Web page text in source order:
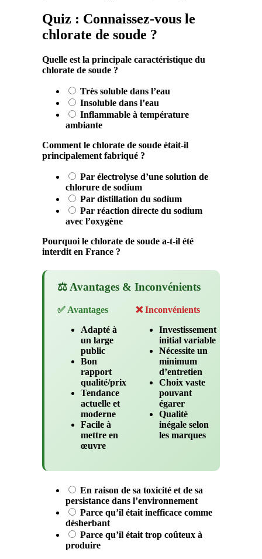
Quiz : Connaissez-vous le
chlorate de soude ?
Quelle est la principale caractéristique du
chlorate de soude ?
Très soluble dans l’eau
Insoluble dans l’eau
Inflammable à température
ambiante
Comment le chlorate de soude était-il
principalement fabriqué ?
Par électrolyse d’une solution de
chlorure de sodium
Par distillation du sodium
Par réaction directe du sodium
avec l’oxygène
Pourquoi le chlorate de soude a-t-il été
interdit en France ?
⚖️ Avantages & Inconvénients
✅ Avantages
Adapté à
un large
public
Bon
rapport
qualité/prix
Tendance
actuelle et
moderne
Facile à
mettre en
œuvre
❌ Inconvénients
Investissement
initial variable
Nécessite un
minimum
d’entretien
Choix vaste
pouvant
égarer
Qualité
inégale selon
les marques
En raison de sa toxicité et de sa
persistance dans l’environnement
Parce qu’il était inefficace comme
désherbant
Parce qu’il était trop coûteux à
produire